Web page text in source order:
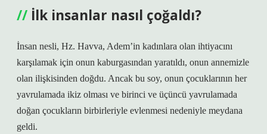
İlk insanlar nasıl çoğaldı?
İnsan nesli, Hz. Havva, Adem’in kadınlara olan ihtiyacını
karşılamak için onun kaburgasından yaratıldı, onun annemizle
olan ilişkisinden doğdu. Ancak bu soy, onun çocuklarının her
yavrulamada ikiz olması ve birinci ve üçüncü yavrulamada
doğan çocukların birbirleriyle evlenmesi nedeniyle meydana
geldi.